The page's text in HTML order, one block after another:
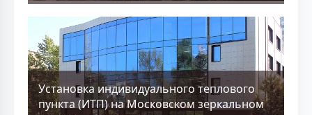
Установка индивидуального теплового
пункта (ИТП) на Московском зеркальном